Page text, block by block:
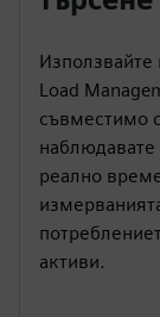
Load
съвместимо
наблюдавате
реално
активи.